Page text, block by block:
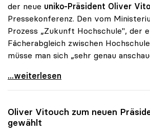
der neue uniko-Präsident Oliver
Pressekonferenz. Den vom
Prozess „Zukunft Hochschule", der
Fächerabgleich zwischen
müsse man sich „sehr genau
Uni-Budget: uniko will „endlich
...weiterlesen
Oliver Vitouch zum neuen
gewählt